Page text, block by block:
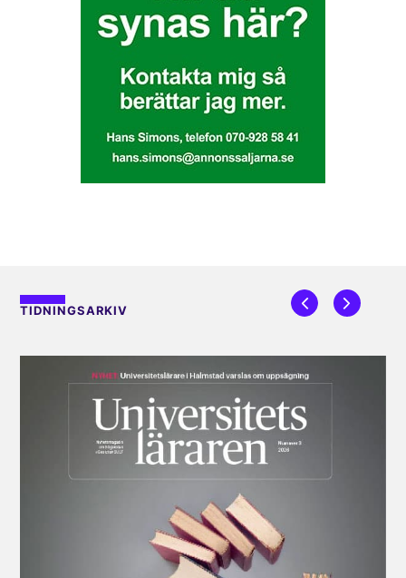
TIDNINGSARKIV